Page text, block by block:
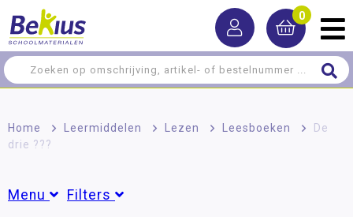
0
Home > Leermiddelen > Lezen > Leesboeken >
De
drie ???
Menu Filters